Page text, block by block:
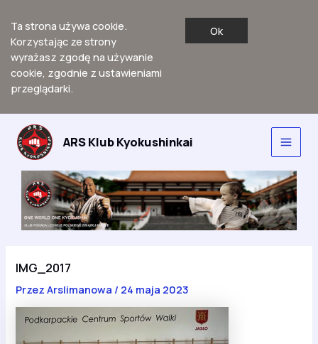
Ta strona używa cookie.
Korzystając ze strony
wyrażasz zgodę na używanie
cookie, zgodnie z ustawieniami
przeglądarki.
Ok
Przejdź
treści
ARS Klub Kyokushinkai
Main
IMG_2017
PrzezArslimanowa / 24 maja 2023